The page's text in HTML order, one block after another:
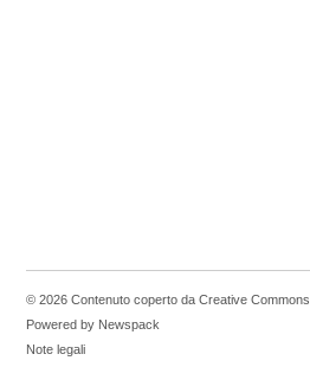
© 2026 Contenuto coperto da Creative Commons
Powered by Newspack
Note legali